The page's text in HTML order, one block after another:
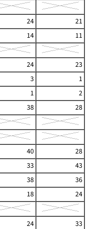
24
21
14
11
24
23
3
1
1
2
38
28
40
28
33
43
38
36
18
24
24
33